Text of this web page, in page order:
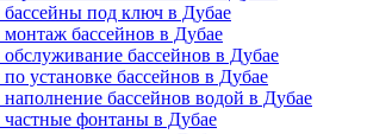
под ключ в Дубае
бассейнов в Дубае
бассейнов в Дубае
установке бассейнов в Дубае
бассейнов водой в Дубае
фонтаны в Дубае